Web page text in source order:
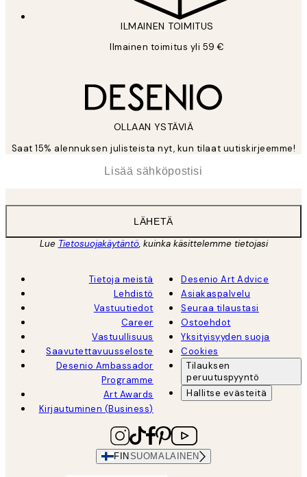
ILMAINEN TOIMITUS
Ilmainen toimitus yli 59 €
OLLAAN YSTÄVIÄ
Saat 15% alennuksen julisteista nyt, kun tilaat uutiskirjeemme!
LÄHETÄ
Lue Tietosuojakäytäntö, kuinka käsittelemme tietojasi
Tietoja meistä
Lehdistö
Vastuutiedot
Career
Vastuullisuus
Saavutettavuusseloste
Desenio Ambassador
Programme
Art Awards
Kirjautuminen (Business)
Desenio Art Advice
Asiakaspalvelu
Seuraa tilaustasi
Ostoehdot
Yksityisyyden suoja
Cookies
Tilauksen
peruutuspyyntö
Hallitse evästeitä
FIN SUOMALAINEN